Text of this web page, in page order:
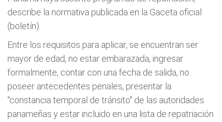
describe la normativa publicada en la Gaceta oficial
(boletín).
Entre los requisitos para aplicar, se encuentran ser
mayor de edad, no estar embarazada, ingresar
formalmente, contar con una fecha de salida, no
poseer antecedentes penales, presentar la
"constancia temporal de tránsito" de las autoridades
panameñas y estar incluido en una lista de repatriación